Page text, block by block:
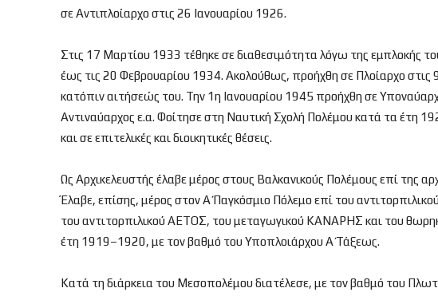
σε Αντιπλοίαρχο στις 26 Ιανουαρίου 1926.
Στις 17 Μαρτίου 1933 τέθηκε σε διαθεσιμότητα λόγω της εμπλοκής
έως τις 20 Φεβρουαρίου 1934. Ακολούθως, προήχθη σε Πλοίαρχο
κατόπιν αιτήσεώς του. Την 1η Ιανουαρίου 1945 προήχθη σε
Αντιναύαρχος ε.α. Φοίτησε στη Ναυτική Σχολή Πολέμου κατά τα έτη
και σε επιτελικές και διοικητικές θέσεις.
Ως Αρχικελευστής έλαβε μέρος στους Βαλκανικούς Πολέμους επί
Έλαβε, επίσης, μέρος στον Α΄ Παγκόσμιο Πόλεμο επί του
του αντιτορπιλικού ΑΕΤΟΣ, του μεταγωγικού ΚΑΝΑΡΗΣ και του
έτη 1919–1920, με τον βαθμό του Υποπλοιάρχου Α΄ Τάξεως.
Κατά τη διάρκεια του Μεσοπολέμου διατέλεσε, με τον βαθμό του